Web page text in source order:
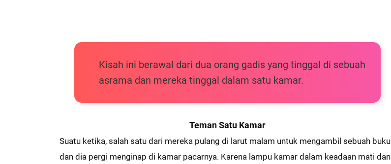
Kisah ini berawal dari dua orang gadis yang tinggal di sebuah
asrama dan mereka tinggal dalam satu kamar.
Teman Satu Kamar
Suatu ketika, salah satu dari mereka pulang di larut malam untuk mengambil sebuah buku
dan dia pergi menginap di kamar pacarnya. Karena lampu kamar dalam keadaan mati dan